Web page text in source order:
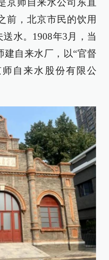
京师自来水公司东直
前，北京市民的饮用
水。1908年3月，当
建自来水厂，以“官督
自来水股份有限公